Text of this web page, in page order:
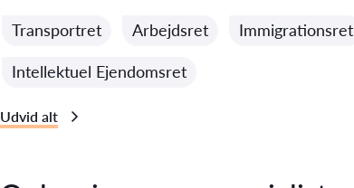
Transportret Arbejdsret Immigrationsret
Intellektuel Ejendomsret
Udvid alt